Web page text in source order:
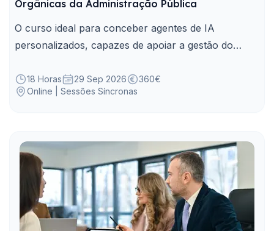
Orgânicas da Administração Pública
O curso ideal para conceber agentes de IA
personalizados, capazes de apoiar a gestão do
necessidades das unidades orgânicas da
Administração Pública.
18 Horas 29 Sep 2026
360€
Online | Sessões Síncronas